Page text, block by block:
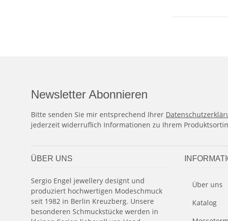
Newsletter Abonnieren
Bitte senden Sie mir entsprechend Ihrer
jederzeit widerruflich Informationen zu Ihrem
ÜBER UNS
Sergio Engel jewellery designt und
produziert hochwertigen Modeschmuck
seit 1982 in Berlin Kreuzberg. Unsere
besonderen Schmuckstücke werden in
Über uns
Katalog